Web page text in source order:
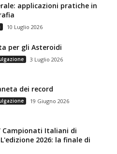
applicazioni pratiche in
10 Luglio 2026
per gli Asteroidi
3 Luglio 2026
dei record
19 Giugno 2026
Campionati Italiani di
2026: la finale di